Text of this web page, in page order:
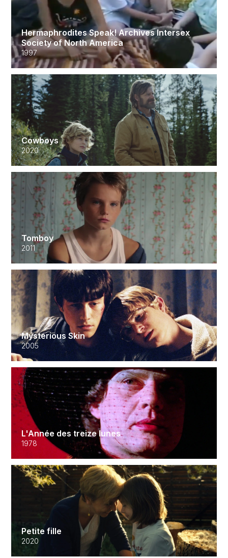
Hermaphrodites Speak! Archives Intersex
Society of North America
1997
Cowboys
2020
Tomboy
2011
Mysterious Skin
2005
L'Année des treize lunes
1978
Petite fille
2020